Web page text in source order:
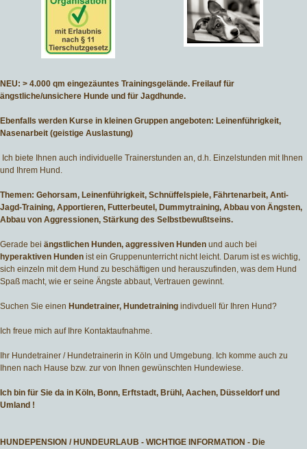
NEU: > 4.000 qm eingezäuntes Trainingsgelände. Freilauf für
ängstliche/unsichere Hunde und für Jagdhunde.
Ebenfalls werden Kurse in kleinen Gruppen angeboten: Leinenführigkeit,
Nasenarbeit (geistige Auslastung)
Ich biete Ihnen auch individuelle Trainerstunden an, d.h. Einzelstunden mit Ihnen
und Ihrem Hund.
Themen: Gehorsam, Leinenführigkeit, Schnüffelspiele, Fährtenarbeit, Anti-
Jagd-Training, Apportieren, Futterbeutel, Dummytraining, Abbau von Ängsten,
Abbau von Aggressionen, Stärkung des Selbstbewußtseins.
Gerade bei ängstlichen Hunden, aggressiven Hunden und auch bei
hyperaktiven Hunden ist ein Gruppenunterricht nicht leicht. Darum ist es wichtig,
sich einzeln mit dem Hund zu beschäftigen und herauszufinden, was dem Hund
Spaß macht, wie er seine Ängste abbaut, Vertrauen gewinnt.
Suchen Sie einen Hundetrainer, Hundetraining indivduell für Ihren Hund?
Ich freue mich auf Ihre Kontaktaufnahme.
Ihr Hundetrainer / Hundetrainerin in Köln und Umgebung. Ich komme auch zu
Ihnen nach Hause bzw. zur von Ihnen gewünschten Hundewiese.
Ich bin für Sie da in Köln, Bonn, Erftstadt, Brühl, Aachen, Düsseldorf und
Umland !
HUNDEPENSION / HUNDEURLAUB - WICHTIGE INFORMATION - Die